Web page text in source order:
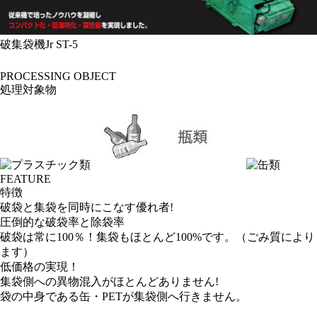
破集袋機Jr ST-5
PROCESSING OBJECT
処理対象物
FEATURE
特徴
破袋と集袋を同時にこなす優れ者!
圧倒的な破袋率と除袋率
破袋は常に100％！集袋もほとんど100%です。（ごみ質により
ます）
低価格の実現！
集袋側への異物混入がほとんどありません!
袋の中身である缶・PETが集袋側へ行きません。